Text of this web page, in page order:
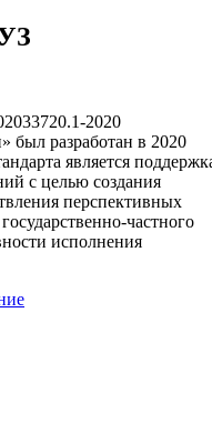
2020
был разработан в 2020
является
с целью создания
перспективных
частного
исполнения